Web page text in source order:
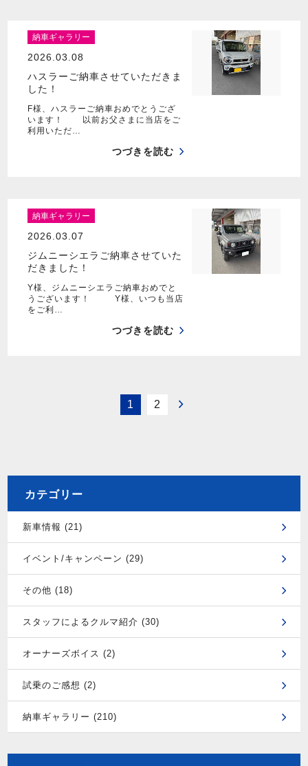
納車ギャラリー
2026.03.08
ハスラーご納車させていただきま
した！
F様、ハスラーご納車おめでとうござ
います！ 以前お父さまに当店をご
利用いただ…
つづきを読む
納車ギャラリー
2026.03.07
ジムニーシエラご納車させていた
だきました！
Y様、ジムニーシエラご納車おめでと
うございます！ Y様、いつも当店
をご利…
つづきを読む
1 2
カテゴリー
新車情報 (21)
イベント/キャンペーン (29)
その他 (18)
スタッフによるクルマ紹介 (30)
オーナーズボイス (2)
試乗のご感想 (2)
納車ギャラリー (210)